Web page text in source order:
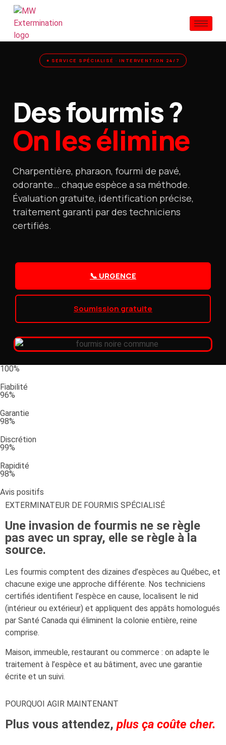
● SERVICE SPÉCIALISÉ · INTERVENTION 24/7
Des fourmis ?
On les élimine
Charpentière, pharaon, fourmi de pavé,
odorante… chaque espèce a sa méthode.
Évaluation gratuite, identification précise,
traitement garanti par des techniciens
certifiés.
📞 URGENCE
Soumission gratuite
100%
Fiabilité
96%
Garantie
98%
Discrétion
99%
Rapidité
98%
Avis positifs
EXTERMINATEUR DE FOURMIS SPÉCIALISÉ
Une invasion de fourmis ne se règle
pas avec un spray, elle se règle à la
source.
Les fourmis comptent des dizaines d’espèces au Québec, et
chacune exige une approche différente. Nos techniciens
certifiés identifient l’espèce en cause, localisent le nid
(intérieur ou extérieur) et appliquent des appâts homologués
par Santé Canada qui éliminent la colonie entière, reine
comprise.
Maison, immeuble, restaurant ou commerce : on adapte le
traitement à l’espèce et au bâtiment, avec une garantie
écrite et un suivi.
POURQUOI AGIR MAINTENANT
Plus vous attendez, plus ça coûte cher.